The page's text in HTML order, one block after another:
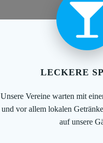
LECKERE
Unsere Vereine warten mit
und vor allem lokalen
auf unsere